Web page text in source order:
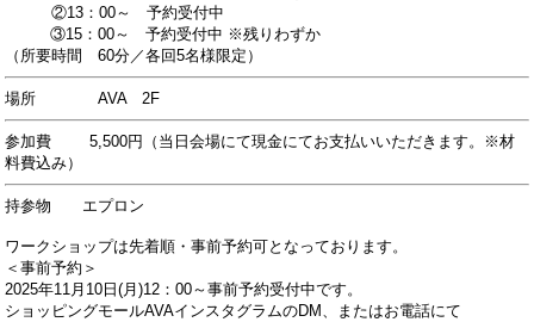
②13：00～ 予約受付中
③15：00～ 予約受付中 ※残りわずか
（所要時間 60分／各回5名様限定）
場所 AVA 2F
参加費 5,500円（当日会場にて現金にてお支払いいただきます。※材
料費込み）
持参物 エプロン
ワークショップは先着順・事前予約可となっております。
＜事前予約＞
2025年11月10日(月)12：00～事前予約受付中です。
ショッピングモールAVAインスタグラムのDM、またはお電話にて